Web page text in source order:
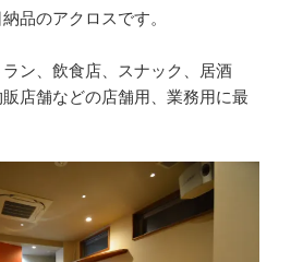
品のアクロスです。
ン、飲食店、スナック、居酒
店舗などの店舗用、業務用に最